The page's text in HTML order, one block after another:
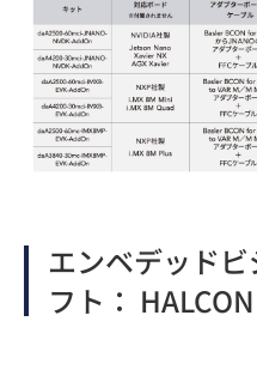
エンベデッド
フト：